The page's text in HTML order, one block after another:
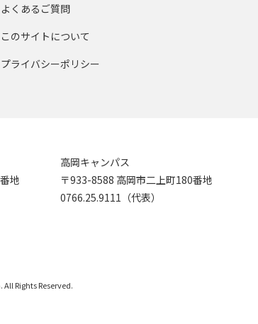
よくあるご質問
このサイトについて
プライバシーポリシー
地
高岡キャンパス
〒933-8588 高岡市二上町180番地
0766.25.9111（代表）
Rights Reserved.